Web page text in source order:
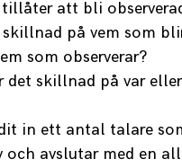
att bli
på vem som
som observerar?
det skillnad på var
in ett antal talare
och avslutar med en